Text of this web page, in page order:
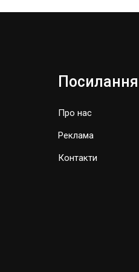
Посилання
Про нас
Реклама
Контакти